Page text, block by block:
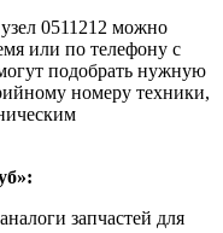
0511212 можно
или по телефону с
подобрать нужную
номеру техники,
запчастей для